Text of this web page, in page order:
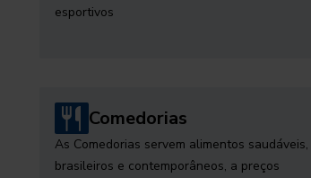
esportivos
Comedorias
As Comedorias servem alimentos saudáveis,
brasileiros e contemporâneos, a preços